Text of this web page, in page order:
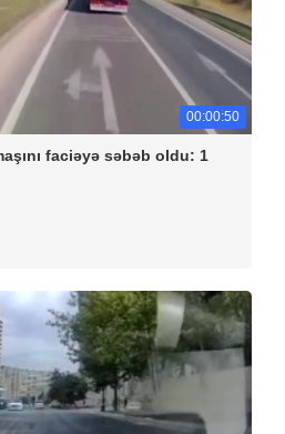
00:00:50
faciəyə səbəb oldu: 1